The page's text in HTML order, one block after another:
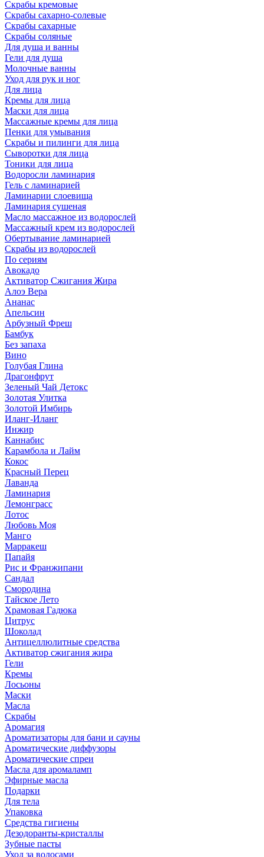
Скрабы кремовые
Скрабы сахарно-солевые
Скрабы сахарные
Скрабы соляные
Для душа и ванны
Гели для душа
Молочные ванны
Уход для рук и ног
Для лица
Кремы для лица
Маски для лица
Массажные кремы для лица
Пенки для умывания
Скрабы и пилинги для лица
Сыворотки для лица
Тоники для лица
Водоросли ламинария
Гель с ламинарией
Ламинарии слоевища
Ламинария сушеная
Масло массажное из водорослей
Массажный крем из водорослей
Обертывание ламинарией
Скрабы из водорослей
По сериям
Авокадо
Активатор Сжигания Жира
Алоэ Вера
Ананас
Апельсин
Арбузный Фреш
Бамбук
Без запаха
Вино
Голубая Глина
Драгонфрут
Зеленый Чай Детокс
Золотая Улитка
Золотой Имбирь
Иланг-Иланг
Инжир
Каннабис
Карамбола и Лайм
Кокос
Красный Перец
Лаванда
Ламинария
Лемонграсс
Лотос
Любовь Моя
Манго
Марракеш
Папайя
Рис и Франжипани
Сандал
Смородина
Тайское Лето
Храмовая Гадюка
Цитрус
Шоколад
Антицеллюлитные средства
Активатор сжигания жира
Гели
Кремы
Лосьоны
Маски
Масла
Скрабы
Аромагия
Ароматизаторы для бани и сауны
Ароматические диффузоры
Ароматические спреи
Масла для аромаламп
Эфирные масла
Подарки
Для тела
Упаковка
Средства гигиены
Дезодоранты-кристаллы
Зубные пасты
Уход за волосами